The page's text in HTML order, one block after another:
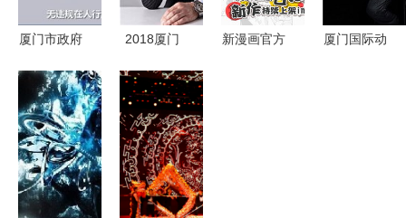
业发展峰会
盛大召开
厦门市政府
传动画 动
漫助力城市
文明新篇章
2018厦门
游戏开发大
赛盛大启
动，共绘动
漫开发新蓝
图
新漫画官方
厦门国际动